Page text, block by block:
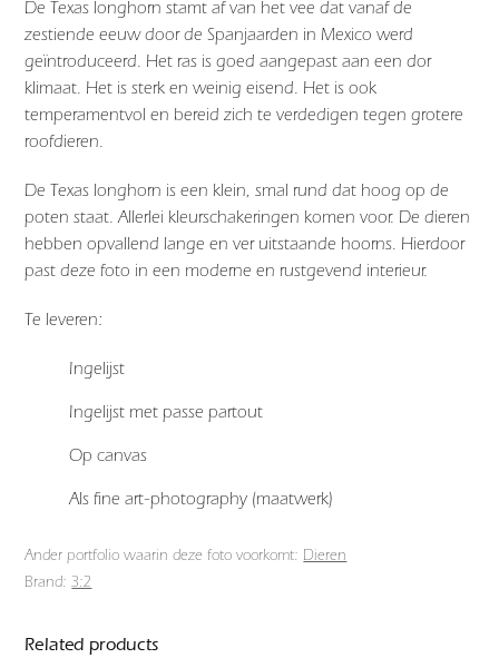
De Texas longhorn stamt af van het vee dat vanaf de
zestiende eeuw door de Spanjaarden in Mexico werd
geïntroduceerd. Het ras is goed aangepast aan een dor
klimaat. Het is sterk en weinig eisend. Het is ook
temperamentvol en bereid zich te verdedigen tegen grotere
roofdieren.
De Texas longhorn is een klein, smal rund dat hoog op de
poten staat. Allerlei kleurschakeringen komen voor. De dieren
hebben opvallend lange en ver uitstaande hoorns. Hierdoor
past deze foto in een moderne en rustgevend interieur.
Te leveren:
Ingelijst
Ingelijst met passe partout
Op canvas
Als fine art-photography (maatwerk)
Ander portfolio waarin deze foto voorkomt: Dieren
Brand: 3:2
Related products